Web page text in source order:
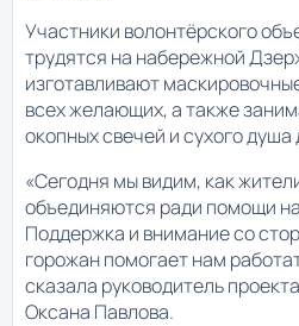
Участники волонтёрского
трудятся на набережной
изготавливают
всех желающих, а также
окопных свечей и сухого
«Сегодня мы видим, как
объединяются ради помощи
Поддержка и внимание со
горожан помогает нам
сказала руководитель
Оксана Павлова.